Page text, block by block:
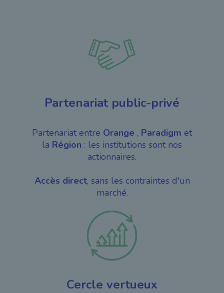
Partenariat public-privé
Partenariat entre Orange , Paradigm et
la Région : les institutions sont nos
actionnaires.
Accès direct, sans les contraintes d'un
marché.
Cercle vertueux